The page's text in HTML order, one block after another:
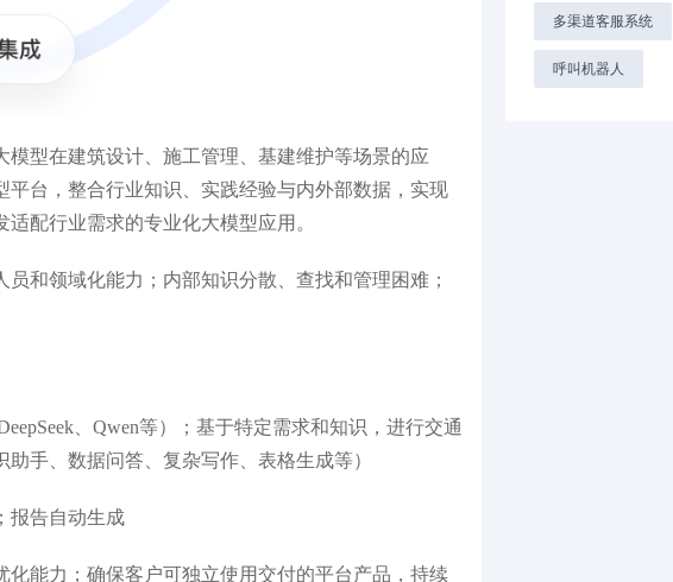
型在建筑设计、施工管理、基建维护等场景的应
台，整合行业知识、实践经验与内外部数据，实现
配行业需求的专业化大模型应用。
和领域化能力；内部知识分散、查找和管理困难；
、Qwen等）；基于特定需求和知识，进行交通
手、数据问答、复杂写作、表格生成等）
报告自动生成
能力；确保客户可独立使用交付的平台产品，持续
多渠道客服系统
呼叫机器人